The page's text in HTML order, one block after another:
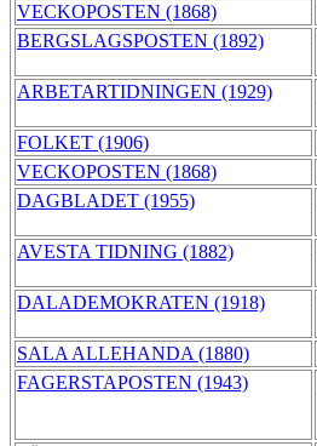
VECKOPOSTEN (1868)
BERGSLAGSPOSTEN (1892)
ARBETARTIDNINGEN (1929)
FOLKET (1906)
VECKOPOSTEN (1868)
DAGBLADET (1955)
AVESTA TIDNING (1882)
DALADEMOKRATEN (1918)
SALA ALLEHANDA (1880)
FAGERSTAPOSTEN (1943)